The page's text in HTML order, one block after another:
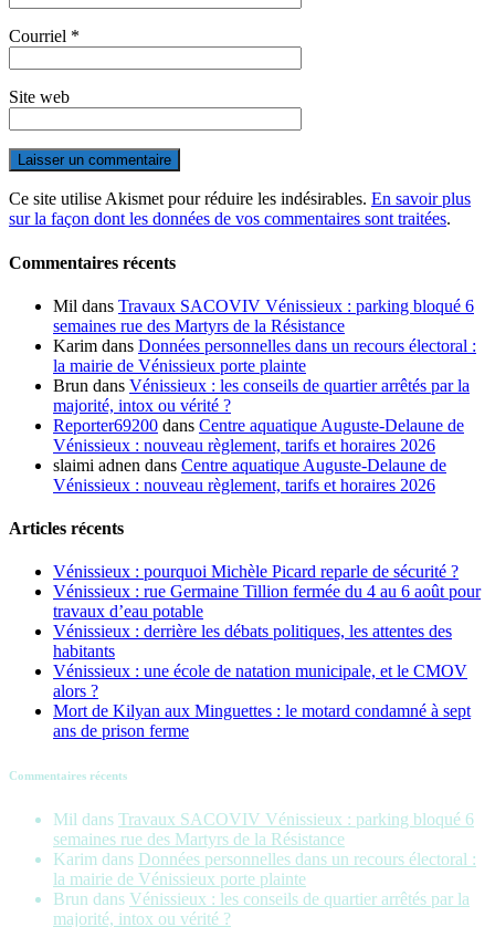
Courriel *
Site web
Ce site utilise Akismet pour réduire les indésirables. En savoir plus
sur la façon dont les données de vos commentaires sont traitées.
Commentaires récents
Mil dans Travaux SACOVIV Vénissieux : parking bloqué 6
semaines rue des Martyrs de la Résistance
Karim dans Données personnelles dans un recours électoral :
la mairie de Vénissieux porte plainte
Brun dans Vénissieux : les conseils de quartier arrêtés par la
majorité, intox ou vérité ?
Reporter69200 dans Centre aquatique Auguste-Delaune de
Vénissieux : nouveau règlement, tarifs et horaires 2026
slaimi adnen dans Centre aquatique Auguste-Delaune de
Vénissieux : nouveau règlement, tarifs et horaires 2026
Articles récents
Vénissieux : pourquoi Michèle Picard reparle de sécurité ?
Vénissieux : rue Germaine Tillion fermée du 4 au 6 août pour
travaux d’eau potable
Vénissieux : derrière les débats politiques, les attentes des
habitants
Vénissieux : une école de natation municipale, et le CMOV
alors ?
Mort de Kilyan aux Minguettes : le motard condamné à sept
ans de prison ferme
Commentaires récents
Mil dans Travaux SACOVIV Vénissieux : parking bloqué 6
semaines rue des Martyrs de la Résistance
Karim dans Données personnelles dans un recours électoral :
la mairie de Vénissieux porte plainte
Brun dans Vénissieux : les conseils de quartier arrêtés par la
majorité, intox ou vérité ?